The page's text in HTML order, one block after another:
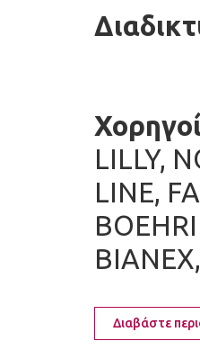
LILLY,
LINE,
Διαβάστε